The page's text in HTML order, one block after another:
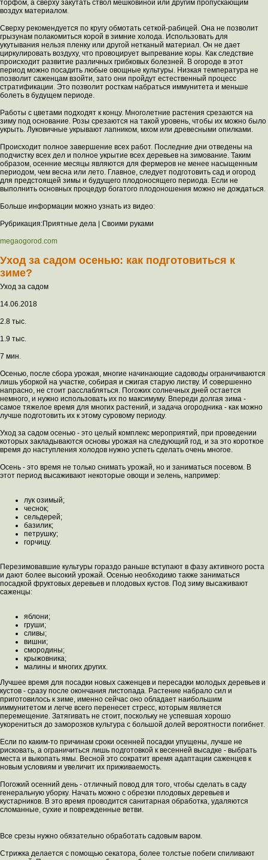
торфом, а сверху закутать ствол мешковиной или другим пропускающим
воздух материалом.
Сверху рекомендуется по кругу обмотать сеткой-рабицей. Она не позволит
грызунам полакомиться корой в зимние холода. Использовать для
укутывания нельзя пленку или другой нетканый материал. Он не дает
циркулировать воздуху, что провоцирует выпревание коры. Как следствие
происходит развитие различных грибковых болезней. В огороде в этот
период можно посадить любые овощные культуры. Низкая температура не
позволит саженцам взойти, зато они пройдут естественный процесс
стратификации. Это позволит росткам набраться иммунитета и меньше
болеть в будущем периоде.
Работы с цветами подходят к концу. Многолетние растения срезаются на
зиму под основание. Розы срезаются на такой уровень, чтобы их можно было
укрыть. Луковичные укрывают лапником, мхом или древесными опилками.
Происходит полное завершение всех работ. Последние дни отведены на
подчистку всех дел и полное укрытие всех деревьев на зимование. Таким
образом, осенние месяцы являются для фермеров не менее насыщенным
периодом, чем весна или лето. Главное, следует подготовить сад и огород
для предстоящей зимы и будущего плодоносящего периода. Если не
выполнить основных процедур богатого плодоношения можно не дождаться.
Больше информации можно узнать из видео:
Рубрикация:Приятные дела | Своими руками
megaogorod.com
Уход за садом осенью: как подготовиться к
зиме?
Уход за садом
14.06.2018
2.8 тыс.
1.9 тыс.
7 мин.
Осенью, после сбора урожая, многие начинающие садоводы ограничиваются
лишь уборкой на участке, собирая и сжигая старую листву. И совершенно
напрасно, не стоит расслабляться. Погожих солнечных дней остается
немного, и нужно использовать их по максимуму. Впереди долгая зима -
самое тяжелое время для многих растений, и задача огородника - как можно
лучше подготовить их к этому суровому периоду.
Уход за садом осенью - это целый комплекс мероприятий, при проведении
которых закладываются основы урожая на следующий год, и за это короткое
время до наступления холодов нужно успеть сделать очень многое.
Осень - это время не только снимать урожай, но и заниматься посевом. В
этот период высаживают некоторые овощи и зелень, например:
лук озимый;
чеснок;
сельдерей;
базилик;
петрушку;
горчицу.
Перезимовавшие культуры гораздо раньше вступают в фазу активного роста
и дают более высокий урожай. Осенью необходимо также заниматься
посадкой фруктовых деревьев и плодовых кустов. Под зиму высаживают
саженцы:
яблони;
груши;
сливы;
вишни;
смородины;
крыжовника;
малины и многих других.
Лучшее время для посадки новых саженцев и пересадки молодых деревьев и
кустов - сразу после окончания листопада. Растение набрало сил и
приготовилось к зиме, именно сейчас оно обладает наибольшим
иммунитетом и легче всего перенесет стресс, которым является
перемещение. Затягивать не стоит, поскольку не успевшая хорошо
укорениться до заморозков культура с большой долей вероятности погибнет.
Если по каким-то причинам сроки осенней посадки упущены, лучше не
рисковать, а ограничиться лишь подготовкой к весенней высадке - выбрать
места и выкопать ямы. Весной это сократит время адаптации саженцев к
новым условиям и увеличит их приживаемость.
Погожий осенний день - отличный повод для того, чтобы сделать в саду
генеральную уборку. Начать можно с обрезки плодовых деревьев и
кустарников. В это время проводится санитарная обработка, удаляются
сломанные, сухие и поврежденные ветви.
Все срезы нужно обязательно обработать садовым варом.
Стрижка делается с помощью секатора, более толстые побеги спиливают